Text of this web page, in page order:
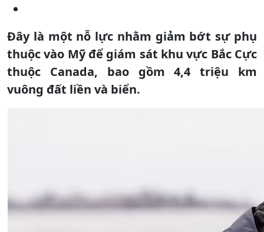
Đây là một nỗ lực nhằm giảm bớt sự phụ
thuộc vào Mỹ để giám sát khu vực Bắc Cực
thuộc Canada, bao gồm 4,4 triệu km
vuông đất liền và biển.